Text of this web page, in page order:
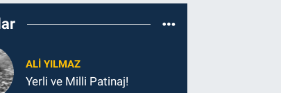
ALI YILMAZ
Yerli ve Milli Patinaj!